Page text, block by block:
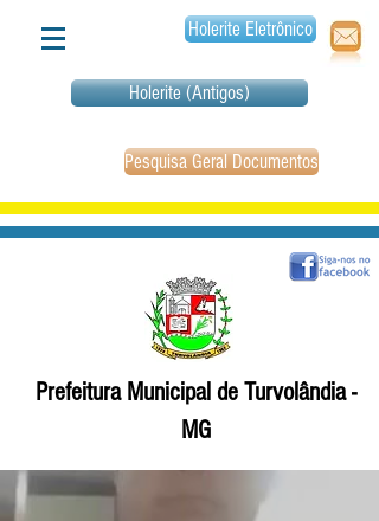
Holerite Eletrônico
Holerite (Antigos)
Pesquisa Geral Documentos
Prefeitura Municipal de Turvolândia -
MG